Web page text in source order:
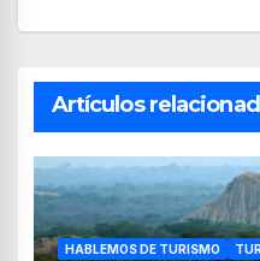
Artículos
HABLEMOS DE TURISMO